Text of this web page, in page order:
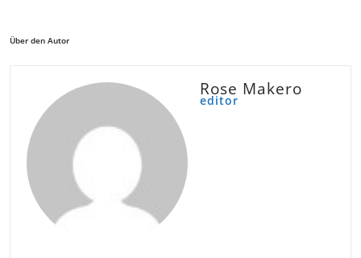
Über den Autor
Rose Makero
editor